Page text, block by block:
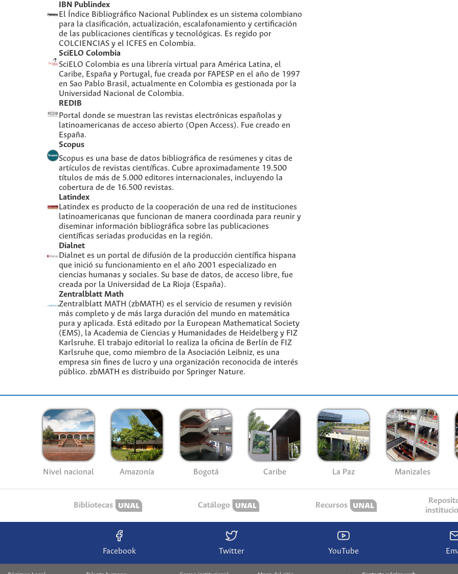
IBN Publindex
El Índice Bibliográfico Nacional Publindex es un sistema colombiano
para la clasificación, actualización, escalafonamiento y certificación
de las publicaciones científicas y tecnológicas. Es regido por
COLCIENCIAS y el ICFES en Colombia.
SciELO Colombia
SciELO Colombia es una librería virtual para América Latina, el
Caribe, España y Portugal, fue creada por FAPESP en el año de 1997
en Sao Pablo Brasil, actualmente en Colombia es gestionada por la
Universidad Nacional de Colombia.
REDIB
Portal donde se muestran las revistas electrónicas españolas y
latinoamericanas de acceso abierto (Open Access). Fue creado en
España.
Scopus
Scopus es una base de datos bibliográfica de resúmenes y citas de
artículos de revistas científicas. Cubre aproximadamente 19.500
títulos de más de 5.000 editores internacionales, incluyendo la
cobertura de de 16.500 revistas.
Latindex
Latindex es producto de la cooperación de una red de instituciones
latinoamericanas que funcionan de manera coordinada para reunir y
diseminar información bibliográfica sobre las publicaciones
científicas seriadas producidas en la región.
Dialnet
Dialnet es un portal de difusión de la producción científica hispana
que inició su funcionamiento en el año 2001 especializado en
ciencias humanas y sociales. Su base de datos, de acceso libre, fue
creada por la Universidad de La Rioja (España).
Zentralblatt Math
Zentralblatt MATH (zbMATH) es el servicio de resumen y revisión
más completo y de más larga duración del mundo en matemática
pura y aplicada. Está editado por la European Mathematical Society
(EMS), la Academia de Ciencias y Humanidades de Heidelberg y FIZ
Karlsruhe. El trabajo editorial lo realiza la oficina de Berlín de FIZ
Karlsruhe que, como miembro de la Asociación Leibniz, es una
empresa sin fines de lucro y una organización reconocida de interés
público. zbMATH es distribuido por Springer Nature.
Nivel nacional Amazonía Bogotá Caribe La Paz Manizales
Bibliotecas Catálogo Recursos
Facebook Twitter YouTube